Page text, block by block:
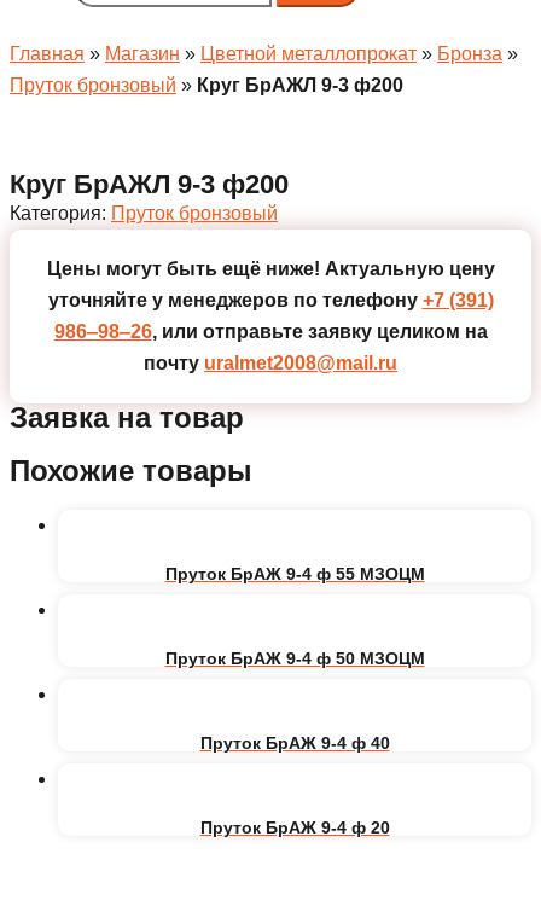
Главная » Магазин » Цветной металлопрокат » Бронза »
Пруток бронзовый » Круг БрАЖЛ 9-3 ф200
Круг БрАЖЛ 9-3 ф200
Категория: Пруток бронзовый
Цены могут быть ещё ниже! Актуальную цену
уточняйте у менеджеров по телефону +7 (391)
986‒98‒26, или отправьте заявку целиком на
почту uralmet2008@mail.ru
Заявка на товар
Похожие товары
Пруток БрАЖ 9-4 ф 55 МЗОЦМ
Пруток БрАЖ 9-4 ф 50 МЗОЦМ
Пруток БрАЖ 9-4 ф 40
Пруток БрАЖ 9-4 ф 20